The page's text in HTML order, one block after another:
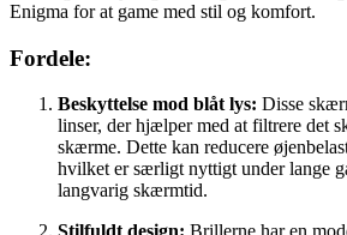
Enigma for at game med stil og komfort.
Fordele:
Beskyttelse mod blåt lys: Disse
linser, der hjælper med at filtrere det
skærme. Dette kan reducere
hvilket er særligt nyttigt under lange
langvarig skærmtid.